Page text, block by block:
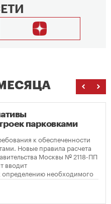
парковками
к обеспеченности
Новые правила расчета
Москвы № 2118-ПП
вводит
необходимого
от площади квартир и
для уже согласованных